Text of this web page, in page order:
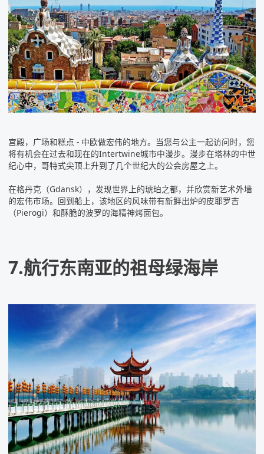
宫殿，广场和糕点 - 中欧做宏伟的地方。当您与公主一起访问时，您
将有机会在过去和现在的Intertwine城市中漫步。漫步在塔林的中世
纪心中，哥特式尖顶上升到了几个世纪大的公会房屋之上。
在格丹克（Gdansk），发现世界上的琥珀之都，并欣赏新艺术外墙
的宏伟市场。回到船上，该地区的风味带有新鲜出炉的皮耶罗吉
（Pierogi）和酥脆的波罗的海精神烤面包。
7.航行东南亚的祖母绿海岸